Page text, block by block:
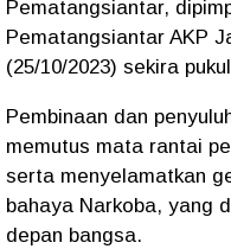
Pematangsiantar,
Pematangsiantar AKP
(25/10/2023) sekira
Pembinaan dan
memutus mata rantai
serta menyelamatkan
bahaya Narkoba, yang
depan bangsa.